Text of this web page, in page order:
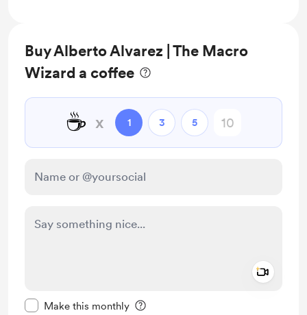
Buy Alberto Alvarez | The Macro
Wizard a coffee
☕ x 1 3 5
Make this monthly